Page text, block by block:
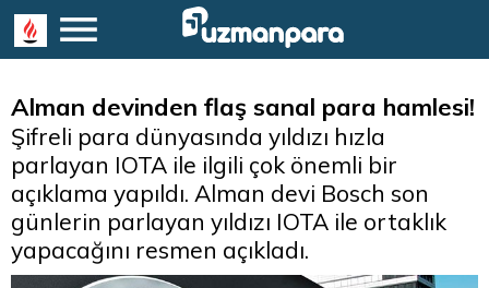
Alman devinden flaş sanal para hamlesi!
Şifreli para dünyasında yıldızı hızla
parlayan IOTA ile ilgili çok önemli bir
açıklama yapıldı. Alman devi Bosch son
günlerin parlayan yıldızı IOTA ile ortaklık
yapacağını resmen açıkladı.